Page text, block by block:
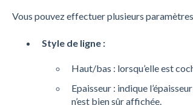
Vous pouvez effectuer plusieurs
Style de ligne :
Haut/bas : lorsqu’elle est
Epaisseur : indique
n’est bien sûr affichée.